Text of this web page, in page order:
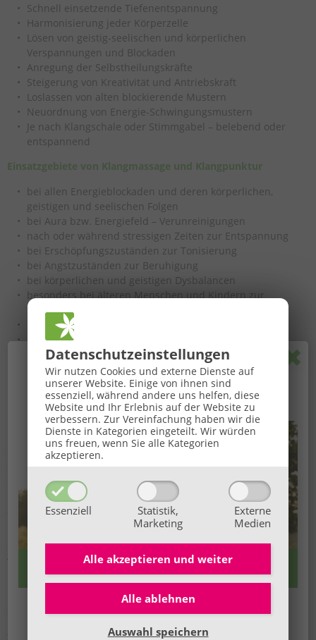
Datenschutz­einstellungen
Wir nutzen Cookies und externe Dienste auf
unserer Website. Einige von ihnen sind
essenziell, während andere uns helfen, diese
Website und Ihr Erlebnis auf der Website zu
verbessern. Zur Vereinfachung haben wir die
Dienste in Kategorien eingeteilt. Wir würden
uns freuen, wenn Sie alle Kategorien
akzeptieren.
Essenziell
Statistik,
Marketing
Externe
Medien
Alle akzeptieren und weiter
Alle ablehnen
Auswahl speichern
🌞GROSSE BaBlü® Sommeraktion🌞
Ihr Sommerbonus für Anmeldungen von 27.07. bis
16.08.2026.
👉 Hier alle Infos
Wir freuen uns auf dich!
Schnell einsetzende Tiefenentspannung
Harmonisierung jeder Körperzelle
Lösen von geistig-seelischen und körperlichen
Verspannungen und Blockaden
Anregung der Selbstheilungskräfte
Steigerung von Kreativität und Antriebskraft
Loslassen von alten blockierende Mustern
Neuordnung von Energie-Schwingungsmustern
Je nach Klangschale oder Stimmgabel – belebend oder
entspannend
Einsatzgebiete von Klangmassage und Klangpunktur
bei allen Energieblockaden und deren körperlichen,
geistigen und seelischen Folgen
bei Aura bzw. Energiefeld – Verunreinigungen
nach oder während stressigen Zeiten zur Entspannung
bei Erschöpfungszuständen zur Tonisierung
bei Angstzuständen zur Beruhigung
bei körperlichen und geistigen Dysbalancen
besonders bei älteren Menschen und Kindern zur
Stärkung und Anregung des Energieflusses
und vieles mehr
Eine Klangmassage ersetzt
psychologische oder therapeutische Behandlung
, ist jedoch als
begleitende Anwendung empfehlenswert.
Berufsausübung und Gewerbeberechtigung
Die Klangmassage und Klangpunktur ist Teil desfreien
Gewerbes der Energetik.Dieses können Sie nach Abschluss
der Ausbildung bei Ihrem Gewerbeamt anmelden. Mit diesem
Gewerbeschein ist es Ihnen möglich, klangenergetische
Behandlungen und andere energetische Methoden
anzubieten.
Die Behandlung bereits bestehender körperlicher oder
seelischer Erkrankungen ist denanerkannten Heil- und
Therapieberufenvorbehalten.
Schlagwörter
Klangtherapie: Klangmassage & Klangpunktur